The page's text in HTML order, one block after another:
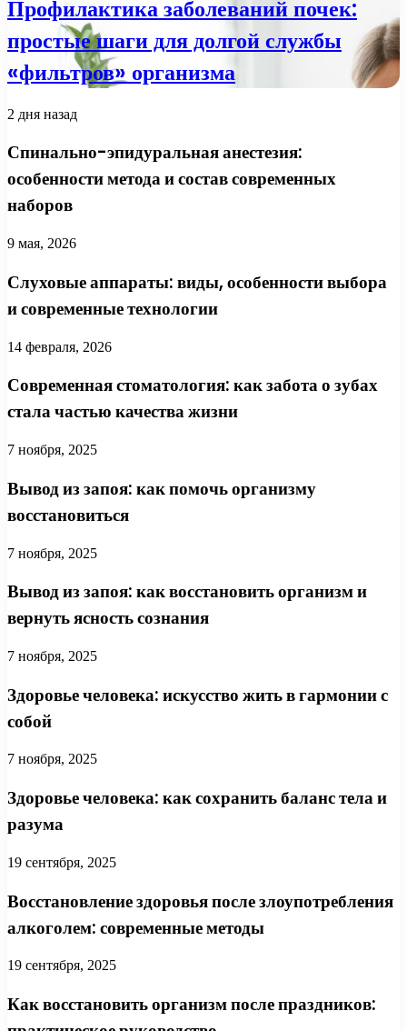
Профилактика заболеваний почек:
простые шаги для долгой службы
«фильтров» организма
2 дня назад
Спинально-эпидуральная анестезия:
особенности метода и состав современных
наборов
9 мая, 2026
Слуховые аппараты: виды, особенности выбора
и современные технологии
14 февраля, 2026
Современная стоматология: как забота о зубах
стала частью качества жизни
7 ноября, 2025
Вывод из запоя: как помочь организму
восстановиться
7 ноября, 2025
Вывод из запоя: как восстановить организм и
вернуть ясность сознания
7 ноября, 2025
Здоровье человека: искусство жить в гармонии с
собой
7 ноября, 2025
Здоровье человека: как сохранить баланс тела и
разума
19 сентября, 2025
Восстановление здоровья после злоупотребления
алкоголем: современные методы
19 сентября, 2025
Как восстановить организм после праздников: